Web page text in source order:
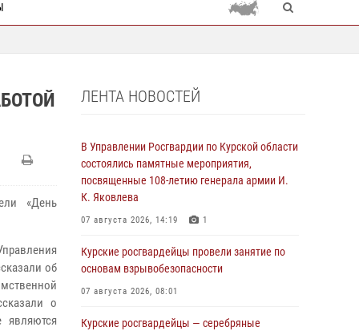
«День
об
о
являются
ЛЕНТА НОВОСТЕЙ
В Управлении Росгвардии по Курской области
состоялись памятные мероприятия,
посвященные 108-летию генерала армии И.
К. Яковлева
07 августа 2026, 14:19 1
Курские росгвардейцы провели занятие по
основам взрывобезопасности
07 августа 2026, 08:01
Курские росгвардейцы — серебряные